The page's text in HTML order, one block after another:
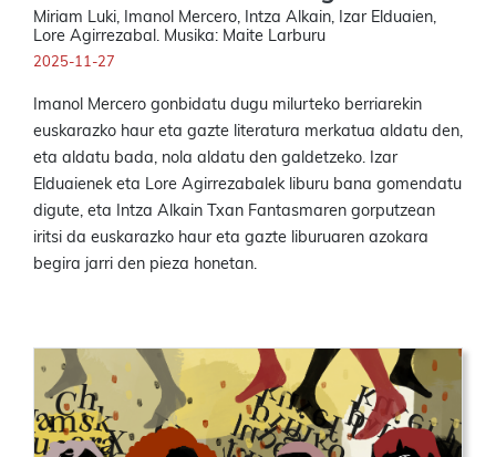
Miriam Luki, Imanol Mercero, Intza Alkain, Izar Elduaien,
Lore Agirrezabal. Musika: Maite Larburu
2025-11-27
Imanol Mercero gonbidatu dugu milurteko berriarekin
euskarazko haur eta gazte literatura merkatua aldatu den,
eta aldatu bada, nola aldatu den galdetzeko. Izar
Elduaienek eta Lore Agirrezabalek liburu bana gomendatu
digute, eta Intza Alkain Txan Fantasmaren gorputzean
iritsi da euskarazko haur eta gazte liburuaren azokara
begira jarri den pieza honetan.